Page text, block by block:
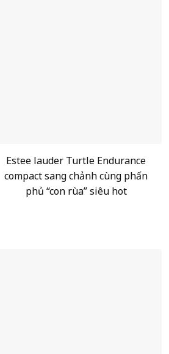
Estee lauder Turtle Endurance
compact sang chảnh cùng phấn
phủ “con rùa” siêu hot